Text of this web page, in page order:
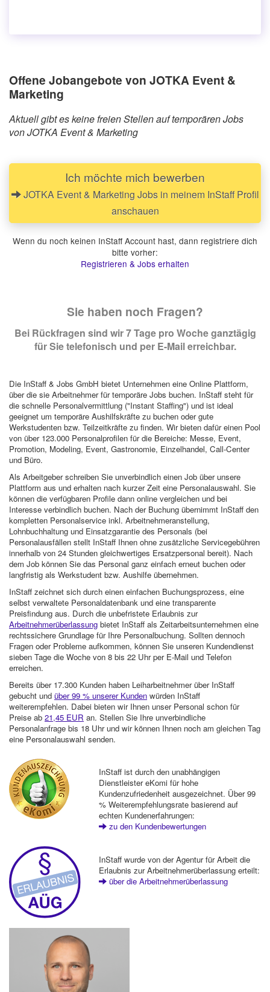
Offene Jobangebote von JOTKA Event &
Marketing
Aktuell gibt es keine freien Stellen auf temporären Jobs
von JOTKA Event & Marketing
Ich möchte mich bewerben
JOTKA Event & Marketing Jobs in meinem InStaff Profil
anschauen
Wenn du noch keinen InStaff Account hast, dann registriere dich
bitte vorher:
Registrieren & Jobs erhalten
Sie haben noch Fragen?
Bei Rückfragen sind wir 7 Tage pro Woche ganztägig
für Sie telefonisch und per E-Mail erreichbar.
Die InStaff & Jobs GmbH bietet Unternehmen eine Online Plattform,
über die sie Arbeitnehmer für temporäre Jobs buchen. InStaff steht für
die schnelle Personalvermittlung ("Instant Staffing") und ist ideal
geeignet um temporäre Aushilfskräfte zu buchen oder gute
Werkstudenten bzw. Teilzeitkräfte zu finden. Wir bieten dafür einen Pool
von über 123.000 Personalprofilen für die Bereiche: Messe, Event,
Promotion, Modeling, Event, Gastronomie, Einzelhandel, Call-Center
und Büro.
Als Arbeitgeber schreiben Sie unverbindlich einen Job über unsere
Plattform aus und erhalten nach kurzer Zeit eine Personalauswahl. Sie
können die verfügbaren Profile dann online vergleichen und bei
Interesse verbindlich buchen. Nach der Buchung übernimmt InStaff den
kompletten Personalservice inkl. Arbeitnehmeranstellung,
Lohnbuchhaltung und Einsatzgarantie des Personals (bei
Personalausfällen stellt InStaff Ihnen ohne zusätzliche Servicegebühren
innerhalb von 24 Stunden gleichwertiges Ersatzpersonal bereit). Nach
dem Job können Sie das Personal ganz einfach erneut buchen oder
langfristig als Werkstudent bzw. Aushilfe übernehmen.
InStaff zeichnet sich durch einen einfachen Buchungsprozess, eine
selbst verwaltete Personaldatenbank und eine transparente
Preisfindung aus. Durch die unbefristete Erlaubnis zur
Arbeitnehmerüberlassung bietet InStaff als Zeitarbeitsunternehmen eine
rechtssichere Grundlage für Ihre Personalbuchung. Sollten dennoch
Fragen oder Probleme aufkommen, können Sie unseren Kundendienst
sieben Tage die Woche von 8 bis 22 Uhr per E-Mail und Telefon
erreichen.
Bereits über 17.300 Kunden haben Leiharbeitnehmer über InStaff
gebucht und über 99 % unserer Kunden würden InStaff
weiterempfehlen. Dabei bieten wir Ihnen unser Personal schon für
Preise ab 21,45 EUR an. Stellen Sie Ihre unverbindliche
Personalanfrage bis 18 Uhr und wir können Ihnen noch am gleichen Tag
eine Personalauswahl senden.
InStaff ist durch den unabhängigen
Dienstleister eKomi für hohe
Kundenzufriedenheit ausgezeichnet. Über 99
% Weiterempfehlungsrate basierend auf
echten Kundenerfahrungen:
zu den Kundenbewertungen
InStaff wurde von der Agentur für Arbeit die
Erlaubnis zur Arbeitnehmerüberlassung erteilt:
über die Arbeitnehmerüberlassung